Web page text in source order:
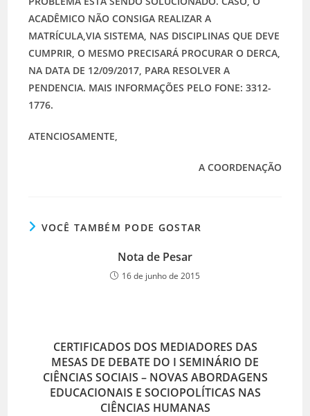
ACADÊMICO NÃO CONSIGA REALIZAR A
MATRÍCULA,VIA SISTEMA, NAS DISCIPLINAS QUE DEVE
CUMPRIR, O MESMO PRECISARÁ PROCURAR O DERCA,
NA DATA DE 12/09/2017, PARA RESOLVER A
PENDENCIA. MAIS INFORMAÇÕES PELO FONE: 3312-
1776.
ATENCIOSAMENTE,
A COORDENAÇÃO
VOCÊ TAMBÉM PODE GOSTAR
Nota de Pesar
16 de junho de 2015
CERTIFICADOS DOS MEDIADORES DAS
MESAS DE DEBATE DO I SEMINÁRIO DE
CIÊNCIAS SOCIAIS – NOVAS ABORDAGENS
EDUCACIONAIS E SOCIOPOLÍTICAS NAS
CIÊNCIAS HUMANAS